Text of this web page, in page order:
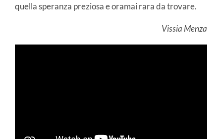
quella speranza preziosa e oramai rara da trovare.
Vissia Menza